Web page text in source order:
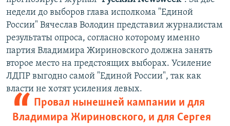
недели до выборов глава исполкома "Единой
России" Вячеслав Володин представил журналистам
результаты опроса, согласно которому именно
партия Владимира Жириновского должна занять
второе место на предстоящих выборах. Усиление
ЛДПР выгодно самой "Единой России", так как
власти не хотят усиления левых.
Провал нынешней кампании и для
Владимира Жириновского, и для Сергея